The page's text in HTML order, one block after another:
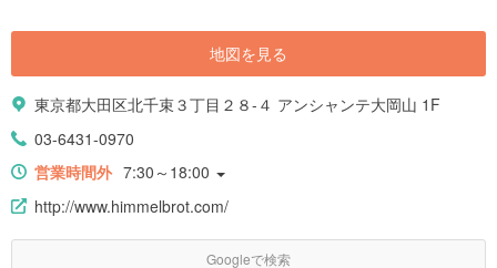
地図を見る
東京都大田区北千束３丁目２８-４ アンシャンテ大岡山 1F
03-6431-0970
営業時間外 7:30～18:00
http://www.himmelbrot.com/
Googleで検索